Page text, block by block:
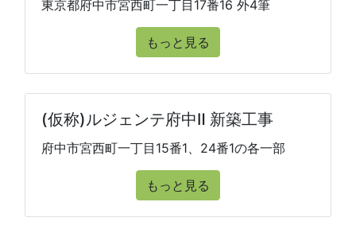
東京都府中市宮西町一丁目17番16 外4筆
もっと見る
(仮称)ルジェンテ府中Ⅱ 新築工事
府中市宮西町一丁目15番1、24番1の各一部
もっと見る